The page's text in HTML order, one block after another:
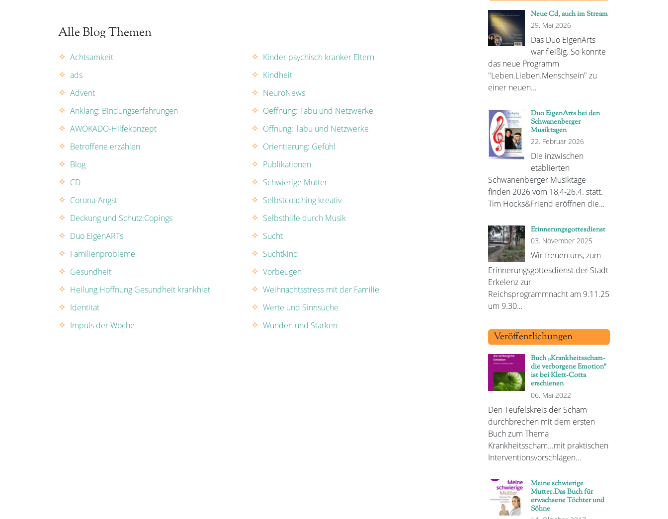
Alle Blog Themen
Achtsamkeit
ads
Advent
Anklang: Bindungserfahrungen
AWOKADO-Hilfekonzept
Betroffene erzählen
Blog
CD
Corona-Angst
Deckung und Schutz:Copings
Duo EigenARTs
Familienprobleme
Gesundheit
Heilung Hoffnung Gesundheit krankhiet
Identität
Impuls der Woche
Kinder psychisch kranker Eltern
Kindheit
NeuroNews
Oeffnung: Tabu und Netzwerke
Öffnung: Tabu und Netzwerke
Orientierung: Gefühl
Publikationen
Schwierige Mutter
Selbstcoaching kreativ
Selbsthilfe durch Musik
Sucht
Suchtkind
Vorbeugen
Weihnachtsstress mit der Familie
Werte und Sinnsuche
Wunden und Stärken
Neue Cd, auch im Stream
29. Mai 2026
Das Duo EigenArts
war fleißig. So konnte
das neue Programm
"Leben.Lieben.Menschsein" zu
einer neuen…
Duo EigenArts bei den
Schwanenberger
Musiktagen
22. Februar 2026
Die inzwischen
etablierten
Schwanenberger Musiktage
finden 2026 vom 18,4-26.4. statt.
Tim Hocks&Friend eröffnen die…
Erinnerungsgottesdienst
03. November 2025
Wir freuen uns, zum
Erinnerungsgottesdienst der Stadt
Erkelenz zur
Reichsprogrammnacht am 9.11.25
um 9.30…
Veröffentlichungen
Buch „Krankheitsscham-
die verborgene Emotion“
ist bei Klett-Cotta
erschienen
06. Mai 2022
Den Teufelskreis der Scham
durchbrechen mit dem ersten
Buch zum Thema
Krankheitsscham...mit praktischen
Interventionsvorschlägen…
Meine schwierige
Mutter.Das Buch für
erwachsene Töchter und
Söhne